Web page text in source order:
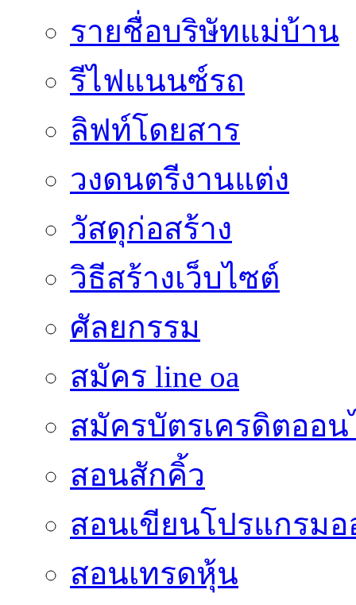
รายชื่อบริษัทแม่บ้าน
รีไฟแนนซ์รถ
ลิฟท์โดยสาร
วงดนตรีงานแต่ง
วัสดุก่อสร้าง
วิธีสร้างเว็บไซต์
ศัลยกรรม
สมัคร line oa
สมัครบัตรเครดิตออ
สอนสักคิ้ว
สอนเขียนโปรแกรม
สอนเทรดหุ้น